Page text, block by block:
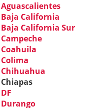
Baja California
California Sur
Chihuahua
Durango